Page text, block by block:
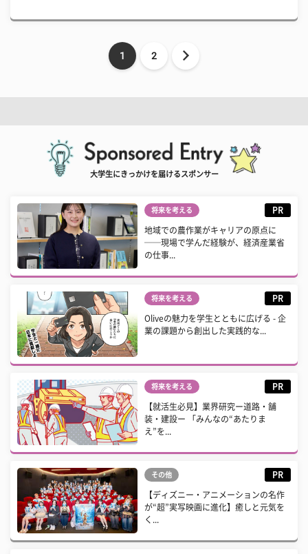
1 2
大学生にきっかけを届けるスポンサー
将来を考える PR
地域での農作業がキャリアの原点に
──現場で学んだ経験が、経済産業省
の仕事...
将来を考える PR
Oliveの魅力を学生とともに広げる - 企
業の課題から創出した実践的な...
将来を考える PR
【就活生必見】業界研究ー道路・舗
装・建設ー 「みんなの“あたりま
え”を...
その他 PR
【ディズニー・アニメーションの名作
が“超”実写映画に進化】癒しと元気を
く...